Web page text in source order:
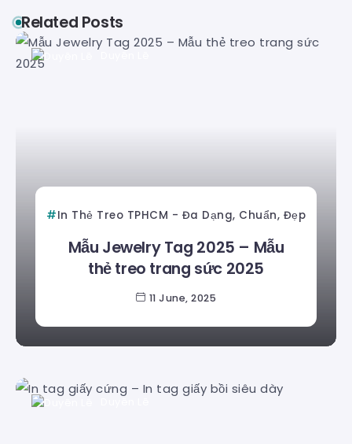
Related Posts
In Thẻ Treo TPHCM - Đa Dạng, Chuẩn, Đẹp
Mẫu Jewelry Tag 2025 – Mẫu
thẻ treo trang sức 2025
11 June, 2025